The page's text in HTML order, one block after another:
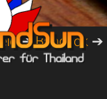
➔Bangkok ➔